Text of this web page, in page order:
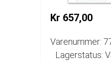
Kr 657,00
Varenummer:
Lagerstatus: